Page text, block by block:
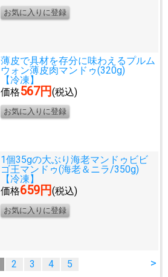
薄皮で具材を存分に味わえるプルム
ウォン薄皮肉マンドゥ(320g)
【冷凍】
価格567円(税込)
1個35gの大ぶり海老マンドゥ ビビ
ゴ王マンドゥ(海老＆ニラ/350g)
【冷凍】
価格659円(税込)
>
2 3 4 5